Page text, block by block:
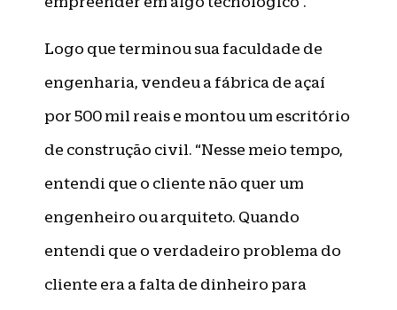
Logo que terminou sua faculdade de
engenharia, vendeu a fábrica de açaí
por 500 mil reais e montou um escritório
de construção civil. “Nesse meio tempo,
entendi que o cliente não quer um
engenheiro ou arquiteto. Quando
entendi que o verdadeiro problema do
cliente era a falta de dinheiro para